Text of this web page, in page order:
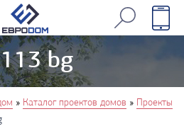
bg
» Каталог проектов домов » Проекты